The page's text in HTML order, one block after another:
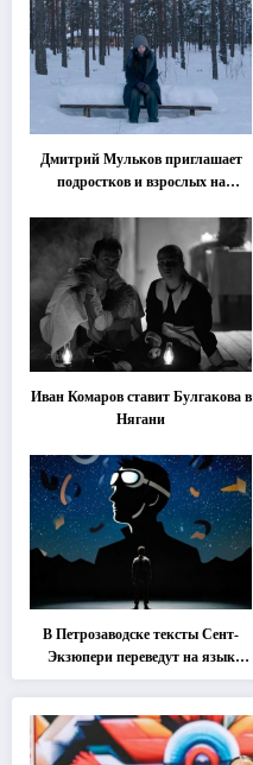
Дмитрий Мульков приглашает
подростков и взрослых на
Иван Комаров ставит Булгакова в
Нягани
В Петрозаводске тексты Сент-
Экзюпери переведут на язык
современной хореографии